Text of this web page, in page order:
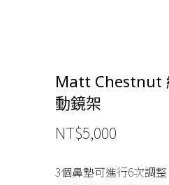
Matt Chestnut
動鏡架
NT$5,000
3個鼻墊可進行6次調